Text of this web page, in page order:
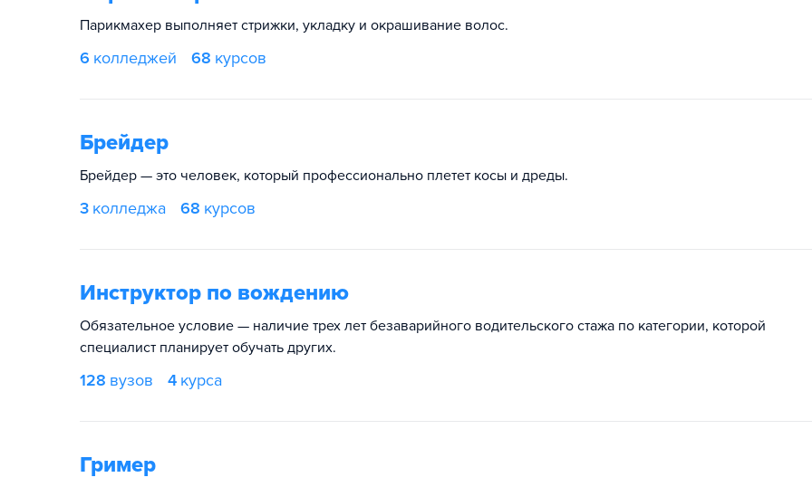
Парикмахер выполняет стрижки, укладку и окрашивание волос.
6 колледжей 68 курсов
Брейдер
Брейдер — это человек, который профессионально плетет косы и дреды.
3 колледжа 68 курсов
Инструктор по вождению
Обязательное условие — наличие трех лет безаварийного водительского стажа по категории, которой
специалист планирует обучать других.
128 вузов 4 курса
Гример